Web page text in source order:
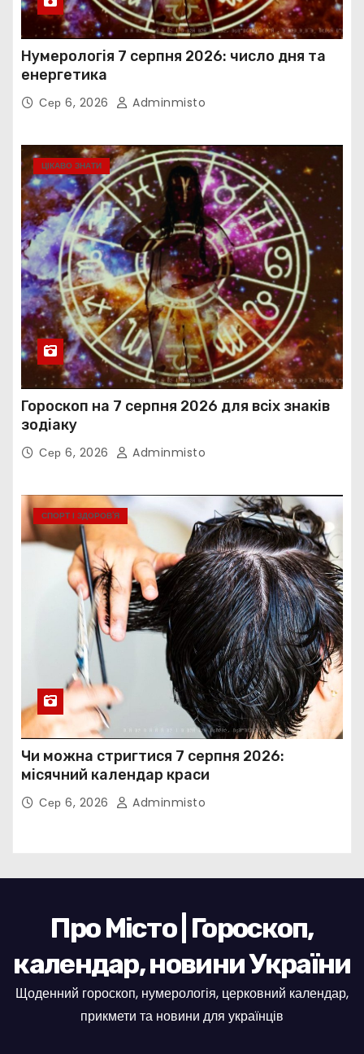
Нумерологія 7 серпня 2026: число дня та
енергетика
Сер 6, 2026 Adminmisto
ЦІКАВО ЗНАТИ
Гороскоп на 7 серпня 2026 для всіх знаків
зодіаку
Сер 6, 2026 Adminmisto
СПОРТ І ЗДОРОВ’Я
Чи можна стригтися 7 серпня 2026:
місячний календар краси
Сер 6, 2026 Adminmisto
Про Місто | Гороскоп,
календар, новини України
Щоденний гороскоп, нумерологія, церковний календар,
прикмети та новини для українців